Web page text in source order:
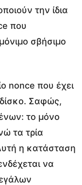
την ίδια
που
σβήσιμο
nonce που έχει
Σαφώς,
το μόνο
τα τρία
η κατάσταση
να